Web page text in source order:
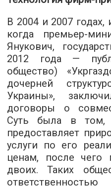
В 2004 и 2007
когда премьер-
Янукович,
2012 года —
общество)
дочерней
Украины»,
договоры о
Суть была в том,
предоставляет
услуги по его
ценам, после чего
двоих. Таких